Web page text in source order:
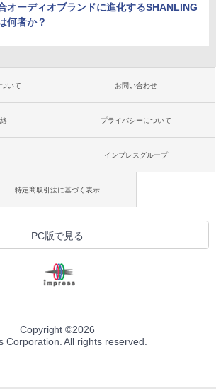
オーディオブランドに進化するSHANLING
何者か？
いて お問い合わせ
プライバシーについて
インプレスグループ
特定商取引法に基づく表示
PC版で見る
Copyright ©2026
Corporation. All rights reserved.